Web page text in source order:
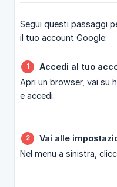
Segui questi passaggi
il tuo account Google:
Accedi al tuo
Apri un browser, vai su
e accedi.
Vai alle
Nel menu a sinistra,